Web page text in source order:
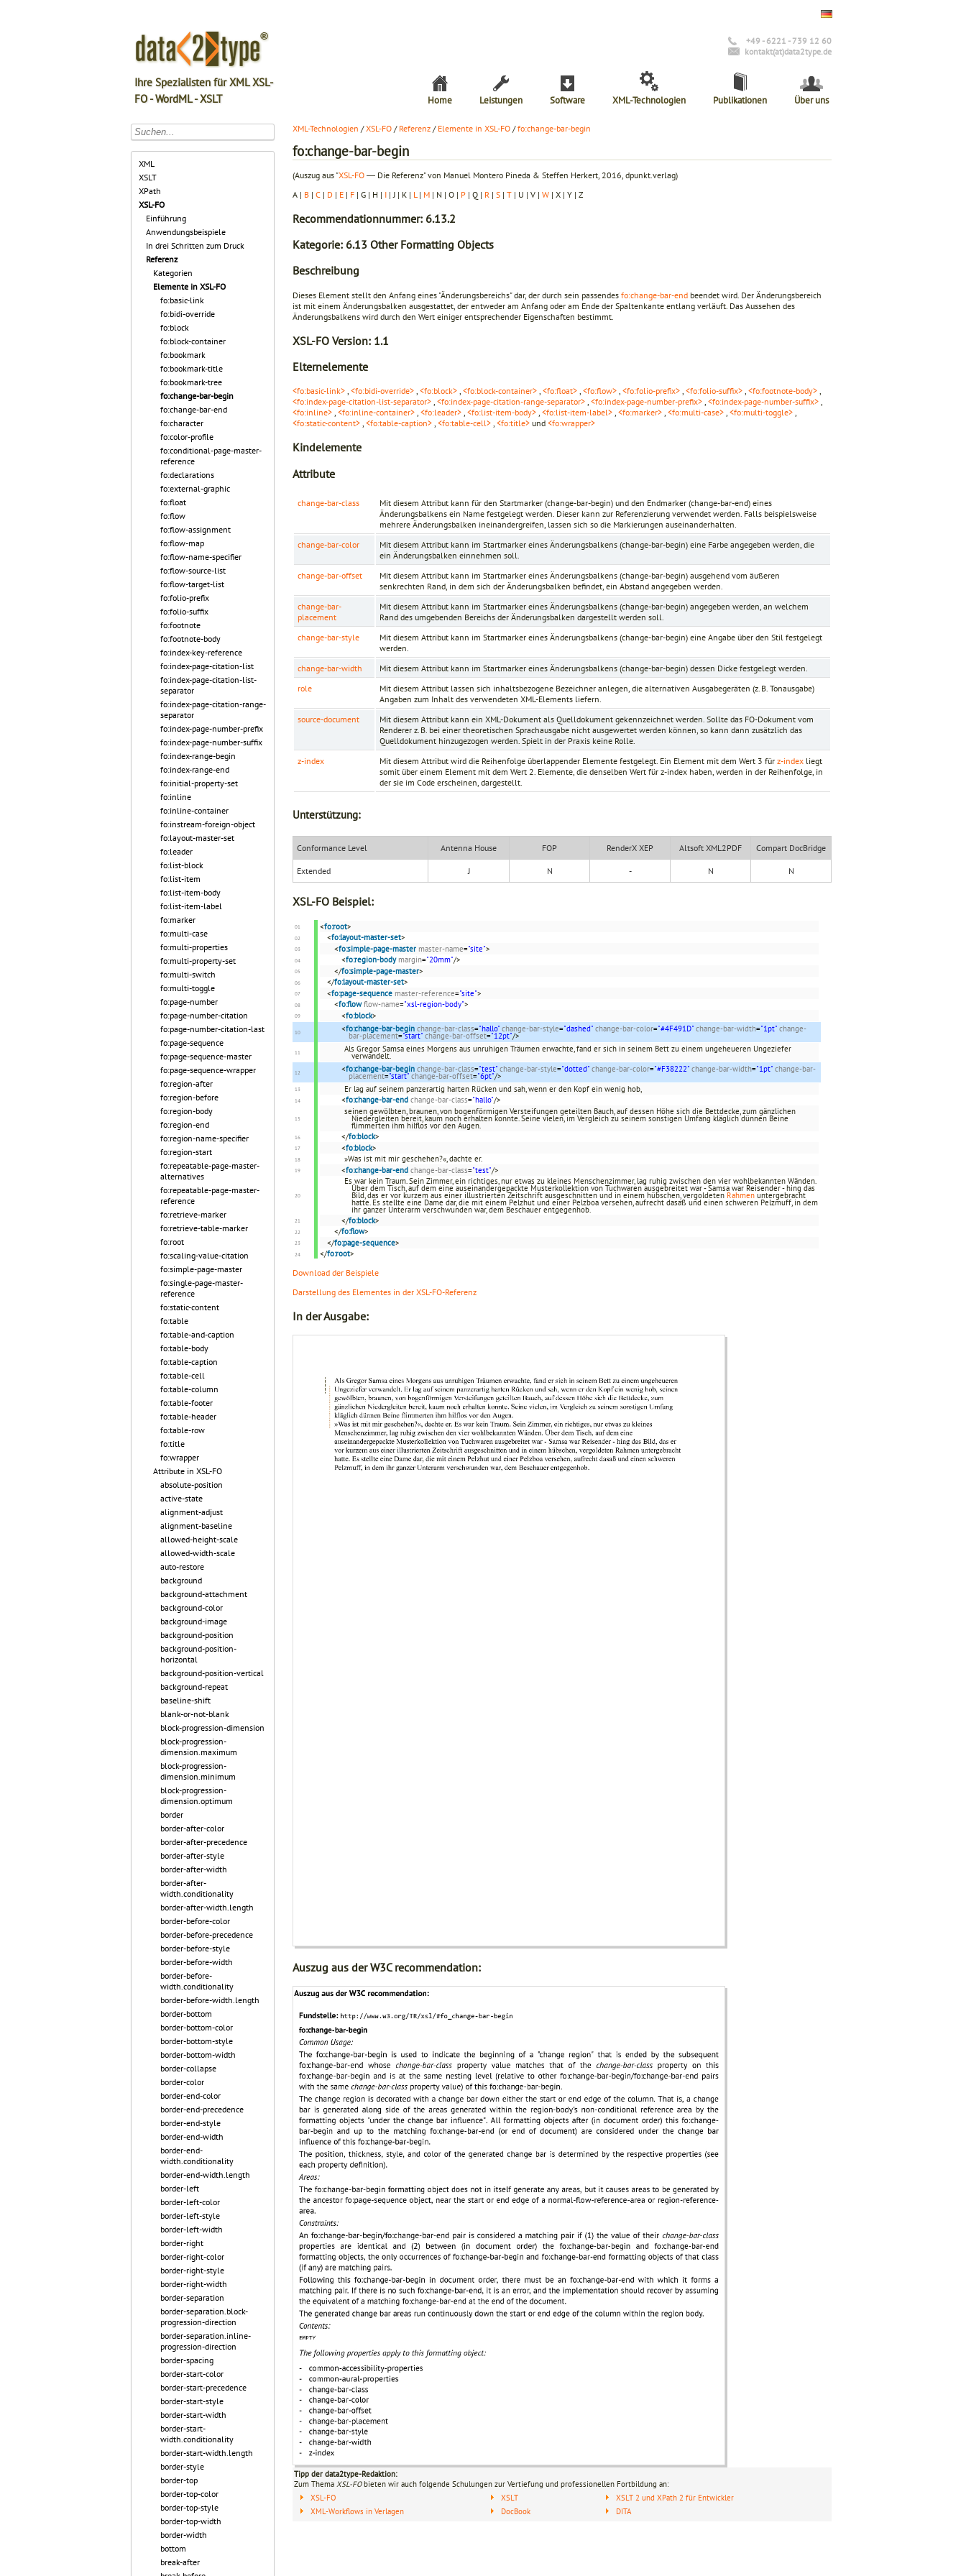
Ihre Spezialisten für XML XSL-
FO - WordML - XSLT
+49 - 6221 - 739 12 60
kontakt(at)data2type.de
Home Leistungen Software XML-Technologien Publikationen Über uns
XML
XSLT
XPath
XSL-FO
Einführung
Anwendungsbeispiele
In drei Schritten zum Druck
Referenz
Kategorien
Elemente in XSL-FO
fo:basic-link
fo:bidi-override
fo:block
fo:block-container
fo:bookmark
fo:bookmark-title
fo:bookmark-tree
fo:change-bar-begin
fo:change-bar-end
fo:character
fo:color-profile
fo:conditional-page-master-
reference
fo:declarations
fo:external-graphic
fo:float
fo:flow
fo:flow-assignment
fo:flow-map
fo:flow-name-specifier
fo:flow-source-list
fo:flow-target-list
fo:folio-prefix
fo:folio-suffix
fo:footnote
fo:footnote-body
fo:index-key-reference
fo:index-page-citation-list
fo:index-page-citation-list-
separator
fo:index-page-citation-range-
separator
fo:index-page-number-prefix
fo:index-page-number-suffix
fo:index-range-begin
fo:index-range-end
fo:initial-property-set
fo:inline
fo:inline-container
fo:instream-foreign-object
fo:layout-master-set
fo:leader
fo:list-block
fo:list-item
fo:list-item-body
fo:list-item-label
fo:marker
fo:multi-case
fo:multi-properties
fo:multi-property-set
fo:multi-switch
fo:multi-toggle
fo:page-number
fo:page-number-citation
fo:page-number-citation-last
fo:page-sequence
fo:page-sequence-master
fo:page-sequence-wrapper
fo:region-after
fo:region-before
fo:region-body
fo:region-end
fo:region-name-specifier
fo:region-start
fo:repeatable-page-master-
alternatives
fo:repeatable-page-master-
reference
fo:retrieve-marker
fo:retrieve-table-marker
fo:root
fo:scaling-value-citation
fo:simple-page-master
fo:single-page-master-
reference
fo:static-content
fo:table
fo:table-and-caption
fo:table-body
fo:table-caption
fo:table-cell
fo:table-column
fo:table-footer
fo:table-header
fo:table-row
fo:title
fo:wrapper
Attribute in XSL-FO
absolute-position
active-state
alignment-adjust
alignment-baseline
allowed-height-scale
allowed-width-scale
auto-restore
background
background-attachment
background-color
background-image
background-position
background-position-
horizontal
background-position-vertical
background-repeat
baseline-shift
blank-or-not-blank
block-progression-dimension
block-progression-
dimension.maximum
block-progression-
dimension.minimum
block-progression-
dimension.optimum
border
border-after-color
border-after-precedence
border-after-style
border-after-width
border-after-
width.conditionality
border-after-width.length
border-before-color
border-before-precedence
border-before-style
border-before-width
border-before-
width.conditionality
border-before-width.length
border-bottom
border-bottom-color
border-bottom-style
border-bottom-width
border-collapse
border-color
border-end-color
border-end-precedence
border-end-style
border-end-width
border-end-
width.conditionality
border-end-width.length
border-left
border-left-color
border-left-style
border-left-width
border-right
border-right-color
border-right-style
border-right-width
border-separation
border-separation.block-
progression-direction
border-separation.inline-
progression-direction
border-spacing
border-start-color
border-start-precedence
border-start-style
border-start-width
border-start-
width.conditionality
border-start-width.length
border-style
border-top
border-top-color
border-top-style
border-top-width
border-width
bottom
break-after
XML-Technologien /XSL-FO / Referenz / Elemente in XSL-FO /fo:change-bar-begin
fo:change-bar-begin
(Auszug aus "XSL-FO ― Die Referenz" von Manuel Montero Pineda & Steffen Herkert, 2016, dpunkt.verlag)
A | B | C | D | E | F | G | H | I | J | K | L | M | N | O | P | Q | R | S | T | U | V | W | X | Y | Z
Recommendationnummer: 6.13.2
Kategorie: 6.13 Other Formatting Objects
Beschreibung
Dieses Element stellt den Anfang eines "Änderungsbereichs" dar, der durch sein passendes fo:change-bar-end beendet wird. Der Änderungsbereich
ist mit einem Änderungsbalken ausgestattet, der entweder am Anfang oder am Ende der Spaltenkante entlang verläuft. Das Aussehen des
Änderungsbalkens wird durch den Wert einiger entsprechender Eigenschaften bestimmt.
XSL-FO Version: 1.1
Elternelemente
<fo:basic-link> , <fo:bidi-override> , <fo:block> , <fo:block-container> , <fo:float> , <fo:flow> , <fo:folio-prefix> , <fo:folio-suffix> , <fo:footnote-body> ,
<fo:index-page-citation-list-separator> , <fo:index-page-citation-range-separator> , <fo:index-page-number-prefix> , <fo:index-page-number-suffix> ,
<fo:inline> , <fo:inline-container> , <fo:leader> , <fo:list-item-body> , <fo:list-item-label> , <fo:marker> , <fo:multi-case> , <fo:multi-toggle> ,
<fo:static-content> , <fo:table-caption> , <fo:table-cell> , <fo:title> und <fo:wrapper>
Kindelemente
Attribute
change-bar-class
Mit diesem Attribut kann für den Startmarker (change-bar-begin) und den Endmarker (change-bar-end) eines
Änderungsbalkens ein Name festgelegt werden. Dieser kann zur Referenzierung verwendet werden. Falls beispielsweise
mehrere Änderungsbalken ineinandergreifen, lassen sich so die Markierungen auseinanderhalten.
change-bar-color
Mit diesem Attribut kann im Startmarker eines Änderungsbalkens (change-bar-begin) eine Farbe angegeben werden, die
ein Änderungsbalken einnehmen soll.
change-bar-offset
Mit diesem Attribut kann im Startmarker eines Änderungsbalkens (change-bar-begin) ausgehend vom äußeren
senkrechten Rand, in dem sich der Änderungsbalken befindet, ein Abstand angegeben werden.
change-bar-
placement
Mit diesem Attribut kann im Startmarker eines Änderungsbalkens (change-bar-begin) angegeben werden, an welchem
Rand des umgebenden Bereichs der Änderungsbalken dargestellt werden soll.
change-bar-style
Mit diesem Attribut kann im Startmarker eines Änderungsbalkens (change-bar-begin) eine Angabe über den Stil festgelegt
werden.
change-bar-width
Mit diesem Attribut kann im Startmarker eines Änderungsbalkens (change-bar-begin) dessen Dicke festgelegt werden.
role
Mit diesem Attribut lassen sich inhaltsbezogene Bezeichner anlegen, die alternativen Ausgabegeräten (z. B. Tonausgabe)
Angaben zum Inhalt des verwendeten XML-Elements liefern.
source-document
Mit diesem Attribut kann ein XML-Dokument als Quelldokument gekennzeichnet werden. Sollte das FO-Dokument vom
Renderer z. B. bei einer theoretischen Sprachausgabe nicht ausgewertet werden können, so kann dann zusätzlich das
Quelldokument hinzugezogen werden. Spielt in der Praxis keine Rolle.
z-index
Mit diesem Attribut wird die Reihenfolge überlappender Elemente festgelegt. Ein Element mit dem Wert 3 für z-index liegt
somit über einem Element mit dem Wert 2. Elemente, die denselben Wert für z-index haben, werden in der Reihenfolge, in
der sie im Code erscheinen, dargestellt.
Unterstützung:
Conformance Level Antenna House FOP RenderX XEP Altsoft XML2PDF Compart DocBridge
Extended J N - N N
XSL-FO Beispiel:
<fo:root>
<fo:layout-master-set>
<fo:simple-page-master master-name="site">
<fo:region-body margin="20mm"/>
</fo:simple-page-master>
</fo:layout-master-set>
<fo:page-sequence master-reference="site">
<fo:flow flow-name="xsl-region-body">
<fo:block>
<fo:change-bar-begin change-bar-class="hallo" change-bar-style="dashed" change-bar-color="#4F491D" change-bar-width="1pt" change-
bar-placement="start" change-bar-offset="12pt"/>
Als Gregor Samsa eines Morgens aus unruhigen Träumen erwachte, fand er sich in seinem Bett zu einem ungeheueren Ungeziefer
verwandelt.
<fo:change-bar-begin change-bar-class="test" change-bar-style="dotted" change-bar-color="#F38222" change-bar-width="1pt" change-bar-
placement="start" change-bar-offset="6pt"/>
Er lag auf seinem panzerartig harten Rücken und sah, wenn er den Kopf ein wenig hob,
<fo:change-bar-end change-bar-class="hallo"/>
seinen gewölbten, braunen, von bogenförmigen Versteifungen geteilten Bauch, auf dessen Höhe sich die Bettdecke, zum gänzlichen
Niedergleiten bereit, kaum noch erhalten konnte. Seine vielen, im Vergleich zu seinem sonstigen Umfang kläglich dünnen Beine
flimmerten ihm hilflos vor den Augen.
</fo:block>
<fo:block>
»Was ist mit mir geschehen?«, dachte er.
<fo:change-bar-end change-bar-class="test"/>
Es war kein Traum. Sein Zimmer, ein richtiges, nur etwas zu kleines Menschenzimmer, lag ruhig zwischen den vier wohlbekannten Wänden.
Über dem Tisch, auf dem eine auseinandergepackte Musterkollektion von Tuchwaren ausgebreitet war - Samsa war Reisender - hing das
Bild, das er vor kurzem aus einer illustrierten Zeitschrift ausgeschnitten und in einem hübschen, vergoldeten Rahmen untergebracht
hatte. Es stellte eine Dame dar, die mit einem Pelzhut und einer Pelzboa versehen, aufrecht dasaß und einen schweren Pelzmuff, in dem
ihr ganzer Unterarm verschwunden war, dem Beschauer entgegenhob.
</fo:block>
</fo:flow>
</fo:page-sequence>
</fo:root>
Download der Beispiele
Darstellung des Elementes in der XSL-FO-Referenz
In der Ausgabe:
Auszug aus der W3C recommendation:
Tipp der data2type-Redaktion:
Zum Thema XSL-FObieten wir auch folgende Schulungen zur Vertiefung und professionellen Fortbildung an:
XSL-FO
XML-Workflows in Verlagen
XSLT
DocBook
XSLT 2 und XPath 2 für Entwickler
DITA